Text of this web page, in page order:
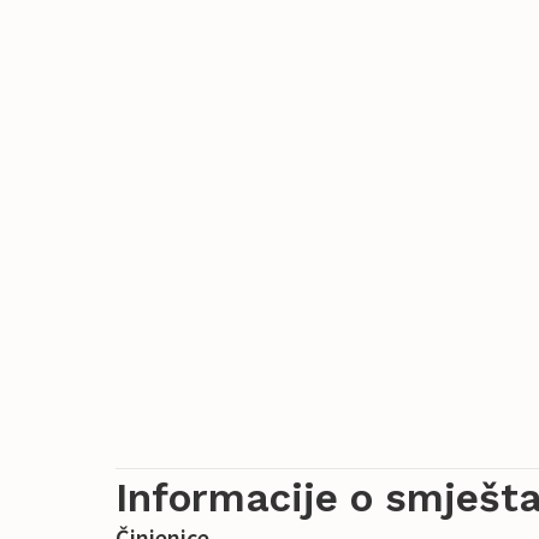
Informacije o